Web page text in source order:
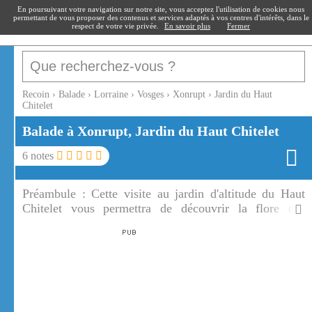
recoin.fr
Recoin › Balade › Lorraine › Vosges › Xonrupt › Jardin du Haut
Chitelet
Balade à Xonrupt, Jardin du Haut Chitelet
6 notes
Préambule :Cette visite au jardin d'altitude du Haut
Chitelet vous permettra de découvrir la flore des
continents sont aussi présentes dans le Jardin du Haut
En poursuivant votre navigation sur notre site, vous acceptez l'utilisation de cookies nous
permettant de vous proposer des contenus et services adaptés à vos centres d'intérêts, dans le
respect de votre vie privée.
En savoir plus Fermer